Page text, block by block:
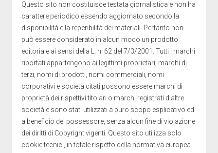
Questo sito non costituisce testata giornalistica e non ha
carattere periodico essendo aggiornato secondo la
disponibilità e la reperibilità dei materiali. Pertanto non
può essere considerato in alcun modo un prodotto
editoriale ai sensi della L. n. 62 del 7/3/2001. Tutti i marchi
riportati appartengono ai legittimi proprietari; marchi di
terzi, nomi di prodotti, nomi commerciali, nomi
corporativi e società citati possono essere marchi di
proprietà dei rispettivi titolari o marchi registrati d’altre
società e sono stati utilizzati a puro scopo esplicativo ed
a beneficio del possessore, senza alcun fine di violazione
dei diritti di Copyright vigenti. Questo sito utilizza solo
cookie tecnici, in totale rispetto della normativa europea.